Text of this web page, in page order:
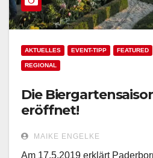
AKTUELLES EVENT-TIPP FEATURED
REGIONAL
Die
eröffnet!
MAIKE ENGELKE
Am 17.5.2019 erklärt